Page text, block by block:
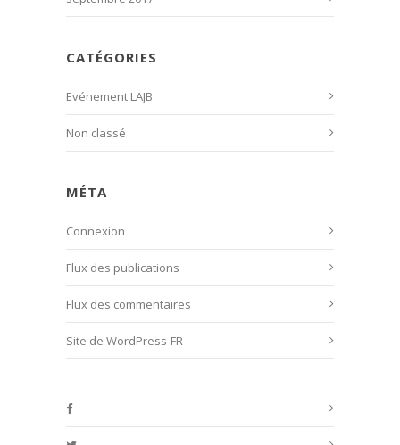
CATÉGORIES
Evénement LAJB
Non classé
MÉTA
Connexion
Flux des publications
Flux des commentaires
Site de WordPress-FR